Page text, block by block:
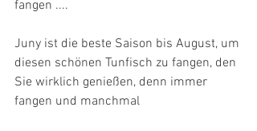
fangen ....
Juny ist die beste Saison bis August, um
diesen schönen Tunfisch zu fangen, den
Sie wirklich genießen, denn immer
fangen und manchmal